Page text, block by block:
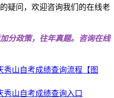
疑问，欢迎咨询我们的在线老
分政策，往年真题。咨询在线
秀山自考成绩查询流程【图
秀山自考成绩查询入口